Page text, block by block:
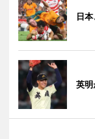
日
英